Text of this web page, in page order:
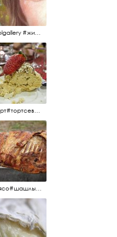
#aplgallery #живопись #портрет
#торт#тортсевер#север#severspb#северметрополь#безе#безесклубникой#тортвоздушный#тортсбезе#cake#meringuecake#meringuecakewithstrawberries @sever_metropol
#мясо#шашлык#шашлыкмашлык #пальчикиоближешь